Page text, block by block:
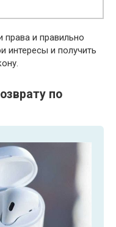
и правильно
интересы и получить
по